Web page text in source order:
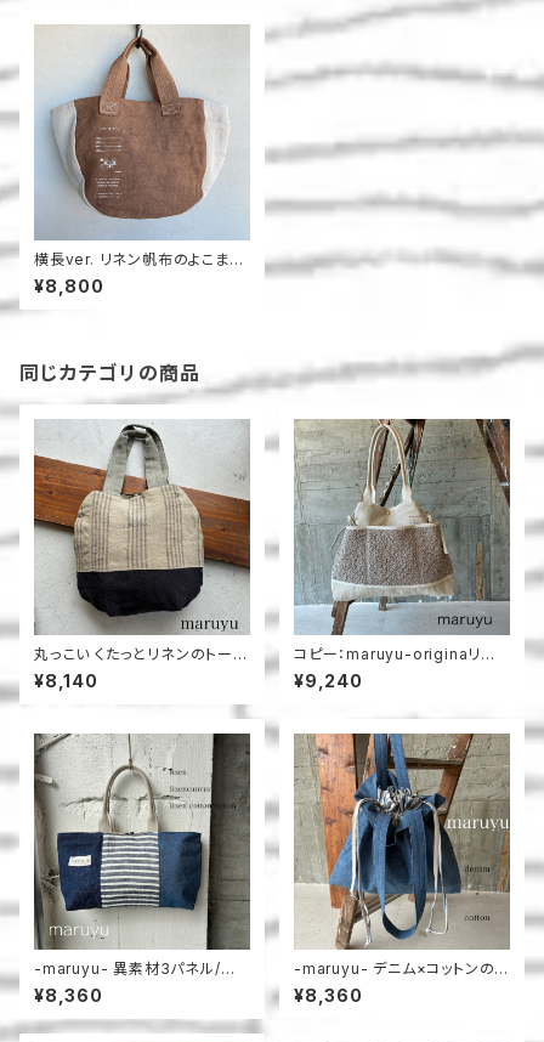
横長ver. リネン帆布のよこまち
トート
¥8,800
同じカテゴリの商品
丸っこい くたっとリネンのトート
＿maruyu
¥8,140
コピー：maruyu-originaリボ
ントート
¥9,240
-maruyu- 異素材3パネル/横
長トート
¥8,360
-maruyu- デニム×コットンの
巾着トート
¥8,360